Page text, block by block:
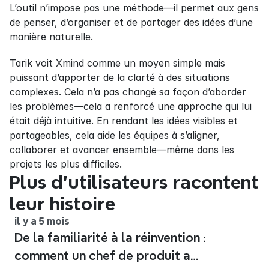
L’outil n’impose pas une méthode—il permet aux gens
de penser, d’organiser et de partager des idées d’une
manière naturelle.
Tarik voit Xmind comme un moyen simple mais
puissant d’apporter de la clarté à des situations
complexes. Cela n’a pas changé sa façon d’aborder
les problèmes—cela a renforcé une approche qui lui
était déjà intuitive. En rendant les idées visibles et
partageables, cela aide les équipes à s’aligner,
collaborer et avancer ensemble—même dans les
projets les plus difficiles.
Plus d'utilisateurs racontent
leur histoire
il y a 5 mois
De la familiarité à la réinvention :
comment un chef de produit a